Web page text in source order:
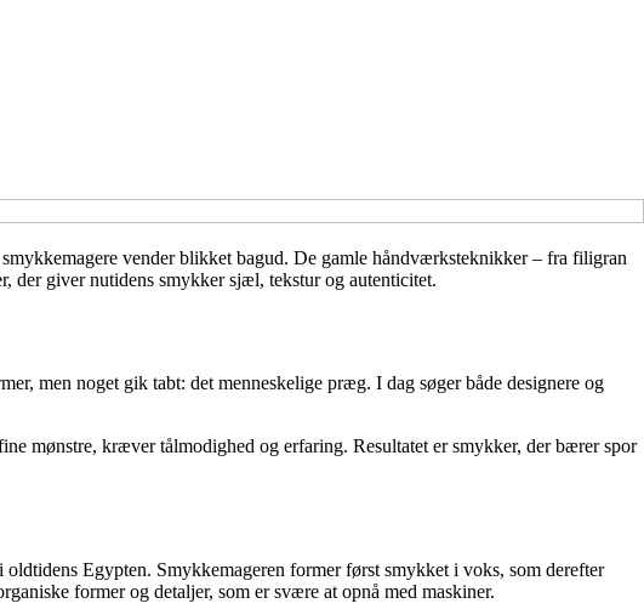
vender blikket bagud. De gamle håndværksteknikker – fra filigran
der giver nutidens smykker sjæl, tekstur og autenticitet.
men noget gik tabt: det menneskelige præg. I dag søger både designere og
mønstre, kræver tålmodighed og erfaring. Resultatet er smykker, der bærer spor
Egypten. Smykkemageren former først smykket i voks, som derefter
former og detaljer, som er svære at opnå med maskiner.